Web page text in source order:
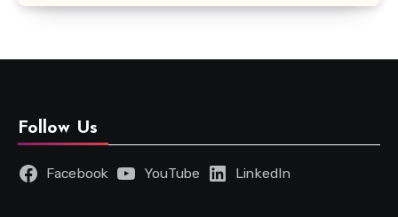
Follow Us
Facebook YouTube LinkedIn